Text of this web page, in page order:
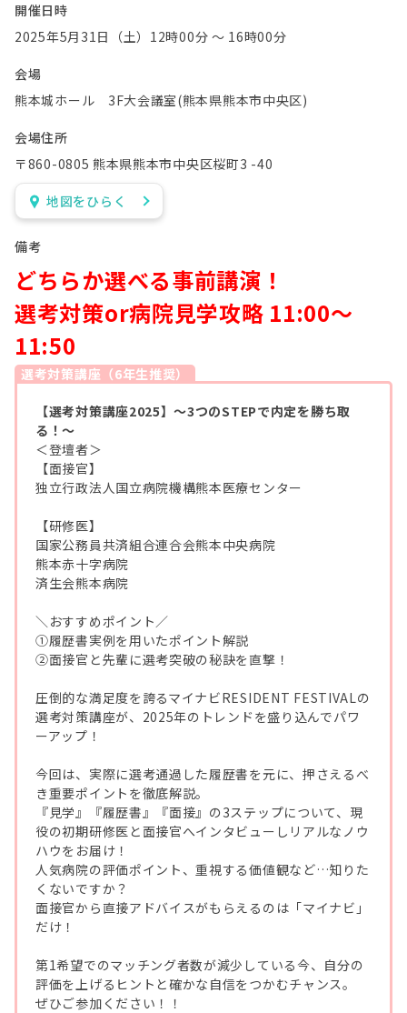
開催日時
2025年5月31日（土）12時00分 〜 16時00分
会場
熊本城ホール 3F大会議室(熊本県熊本市中央区)
会場住所
〒860-0805 熊本県熊本市中央区桜町3 -40
地図をひらく
備考
どちらか選べる事前講演！
選考対策or病院見学攻略 11:00～
11:50
選考対策講座（6年生推奨）
【選考対策講座2025】～3つのSTEPで内定を勝ち取
る！～
＜登壇者＞
【面接官】
独立行政法人国立病院機構熊本医療センター
【研修医】
国家公務員共済組合連合会熊本中央病院
熊本赤十字病院
済生会熊本病院
＼おすすめポイント／
①履歴書実例を用いたポイント解説
②面接官と先輩に選考突破の秘訣を直撃！
圧倒的な満足度を誇るマイナビRESIDENT FESTIVALの
選考対策講座が、2025年のトレンドを盛り込んでパワ
ーアップ！
今回は、実際に選考通過した履歴書を元に、押さえるべ
き重要ポイントを徹底解説。
『見学』『履歴書』『面接』の3ステップについて、現
役の初期研修医と面接官へインタビューしリアルなノウ
ハウをお届け！
人気病院の評価ポイント、重視する価値観など…知りた
くないですか？
面接官から直接アドバイスがもらえるのは「マイナビ」
だけ！
第1希望でのマッチング者数が減少している今、自分の
評価を上げるヒントと確かな自信をつかむチャンス。
ぜひご参加ください！！